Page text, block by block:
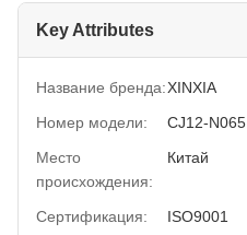
Key Attributes
Название бренда:XINXIA
Номер модели:
CJ12-N065
Место
происхождения:
Китай
Сертификация:
ISO9001